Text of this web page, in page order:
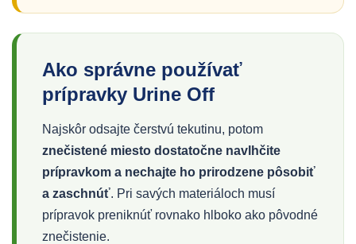
Ako správne používať
prípravky Urine Off
Najskôr odsajte čerstvú tekutinu, potom
znečistené miesto dostatočne navlhčite
prípravkom a nechajte ho prirodzene pôsobiť
a zaschnúť. Pri savých materiáloch musí
prípravok preniknúť rovnako hlboko ako pôvodné
znečistenie.